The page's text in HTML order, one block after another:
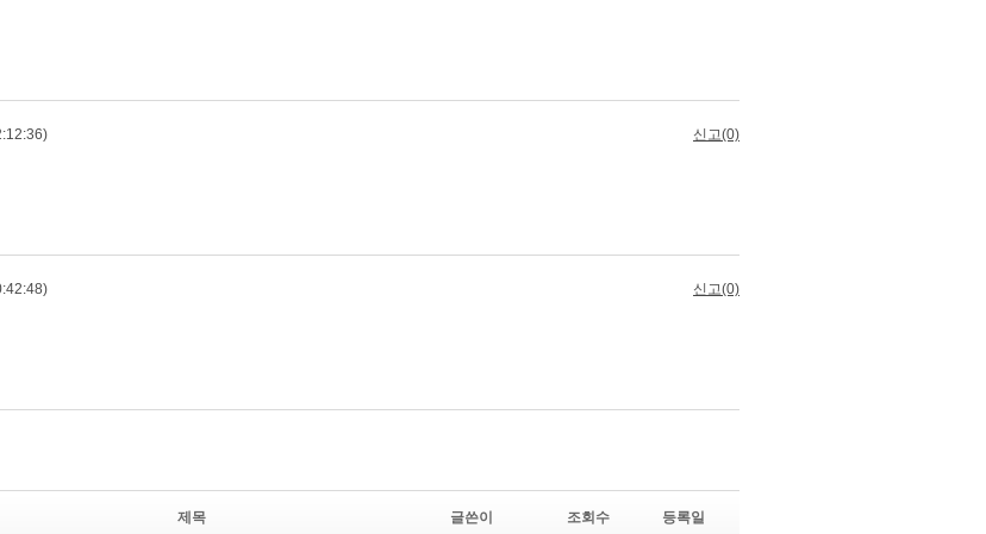
제목 글쓴이 조회수 등록일